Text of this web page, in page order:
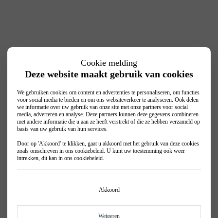
Cookie melding
Deze website maakt gebruik van cookies
We gebruiken cookies om content en advertenties te personaliseren, om functies
voor social media te bieden en om ons websiteverkeer te analyseren. Ook delen
we informatie over uw gebruik van onze site met onze partners voor social
media, adverteren en analyse. Deze partners kunnen deze gegevens combineren
met andere informatie die u aan ze heeft verstrekt of die ze hebben verzameld op
basis van uw gebruik van hun services.
Door op 'Akkoord' te klikken, gaat u akkoord met het gebruik van deze cookies
zoals omschreven in ons cookiebeleid. U kunt uw toestemming ook weer
intrekken, dit kan in ons cookiebeleid.
Akkoord
Weigeren